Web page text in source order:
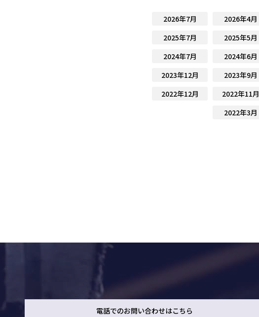
2026年7月 2026年4月
2025年7月
2025年5月
2024年7月
2024年6月
2023年12月
2023年9月
2022年12月
2022年11月
2022年3月
電話でのお問い合わせはこちら